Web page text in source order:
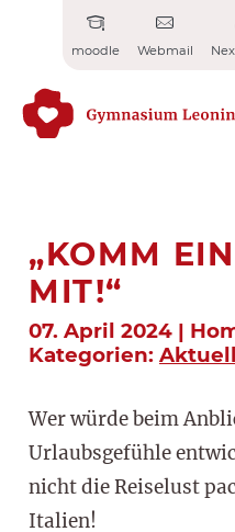
moodle Webmail
„KOMM
MIT!“
07. April 2024 |
Kategorien:
Wer würde beim
Urlaubsgefühle
nicht die Reiselust
Italien!